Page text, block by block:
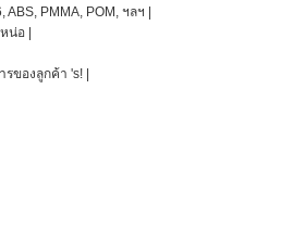
ABS, PMMA, POM, ฯลฯ |
น่อ |
ของลูกค้า 's! |